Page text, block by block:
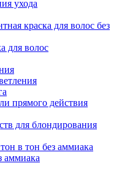
ухода
краска для волос без
для волос
прямого действия
для блондирования
в тон без аммиака
аммиака